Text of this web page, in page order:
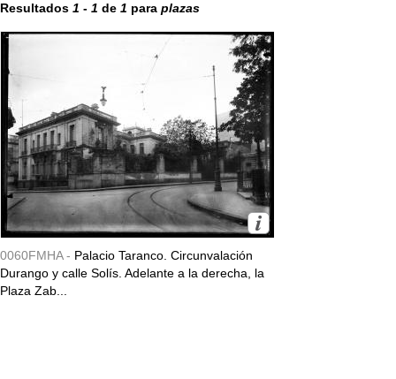
Resultados 1 - 1 de 1 para plazas
0060FMHA - Palacio Taranco. Circunvalación
Durango y calle Solís. Adelante a la derecha, la
Plaza Zab...